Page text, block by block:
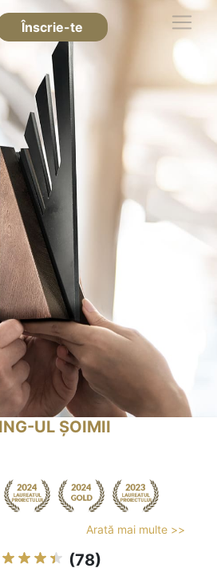
Înscrie-te
UL ȘOIMII
Arată mai multe >>
(78)